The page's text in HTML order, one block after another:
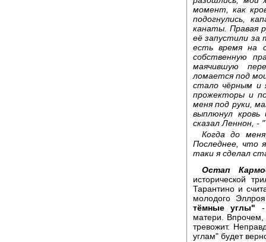
момент, как
подогнулись,
канаты. Правая
её запустили за
есть время на
собственную
маячившую
ломается под
стало чёрным и
прожекторы и
меня под руки,
выплюнул
сказал Леннон, -
Когда до
Последнее, что
таки я сделал
Остап
исторической
Тарантино и
молодого
тёмные углы" -
матери. Впрочем,
тревожит.
углам" будет